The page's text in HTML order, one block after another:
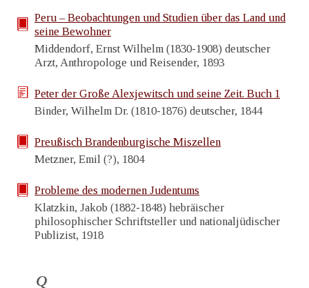
Peru – Beobachtungen und Studien über das Land und
seine Bewohner
Middendorf, Ernst Wilhelm (1830-1908) deutscher
Arzt, Anthropologe und Reisender, 1893
Peter der Große Alexjewitsch und seine Zeit. Buch 1
Binder, Wilhelm Dr. (1810-1876) deutscher, 1844
Preußisch Brandenburgische Miszellen
Metzner, Emil (?), 1804
Probleme des modernen Judentums
Klatzkin, Jakob (1882-1848) hebräischer
philosophischer Schriftsteller und nationaljüdischer
Publizist, 1918
Q